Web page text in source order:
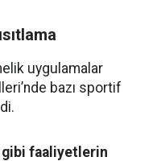
uygulamalar
bazı sportif
faaliyetlerin